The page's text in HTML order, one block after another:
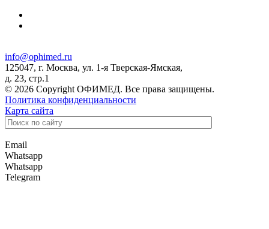
info@ophimed.ru
125047, г. Москва, ул. 1-я Тверская-Ямская,
д. 23, стр.1
© 2026 Copyright ОФИМЕД. Все права защищены.
Политика конфиденциальности
Карта сайта
Email
Whatsapp
Whatsapp
Telegram